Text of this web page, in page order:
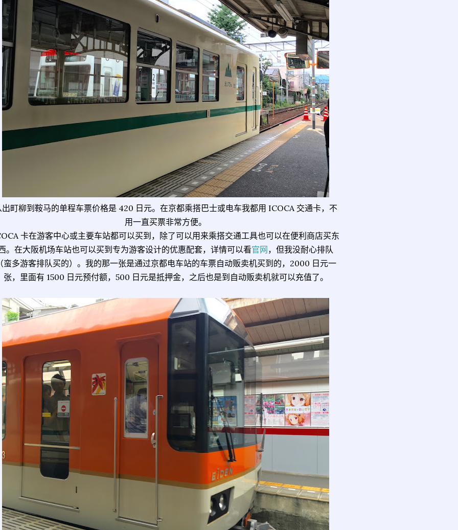
出町柳到鞍马的单程车票价格是 420 日元。在京都乘搭巴士或电车我都用 ICOCA 交通卡，不
用一直买票非常方便。
卡在游客中心或主要车站都可以买到，除了可以用来乘搭交通工具也可以在便利商店买东
。在大阪机场车站也可以买到专为游客设计的优惠配套，详情可以看官网 ，但我没耐心排队
蛮多游客排队买的）。我的那一张是通过京都电车站的车票自动贩卖机买到的，2000 日元一
张，里面有 1500 日元预付额，500 日元是抵押金，之后也是到自动贩卖机就可以充值了。